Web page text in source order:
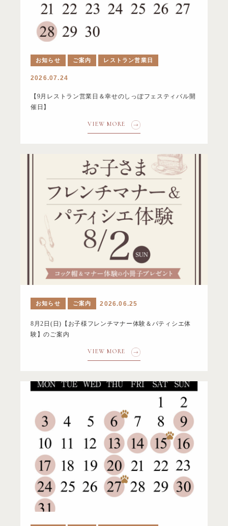
お知らせ ご案内 レストラン営業日
2026.07.24
【9月レストラン営業日＆幸せのしっぽフェスティバル開
催日】
VIEW MORE
お知らせ ご案内 2026.06.25
8月2日(日)【お子様フレンチマナー体験＆パティシエ体
験】のご案内
VIEW MORE